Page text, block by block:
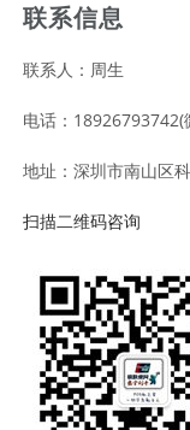
联系信息
联系人：周生
电话：18926793742(
地址：深圳市南山区
扫描二维码咨询